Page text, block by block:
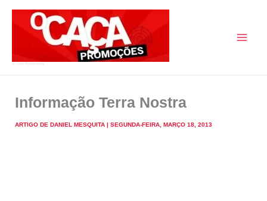
Informação Terra Nostra
ARTIGO DE DANIEL MESQUITA | SEGUNDA-FEIRA, MARÇO 18, 2013